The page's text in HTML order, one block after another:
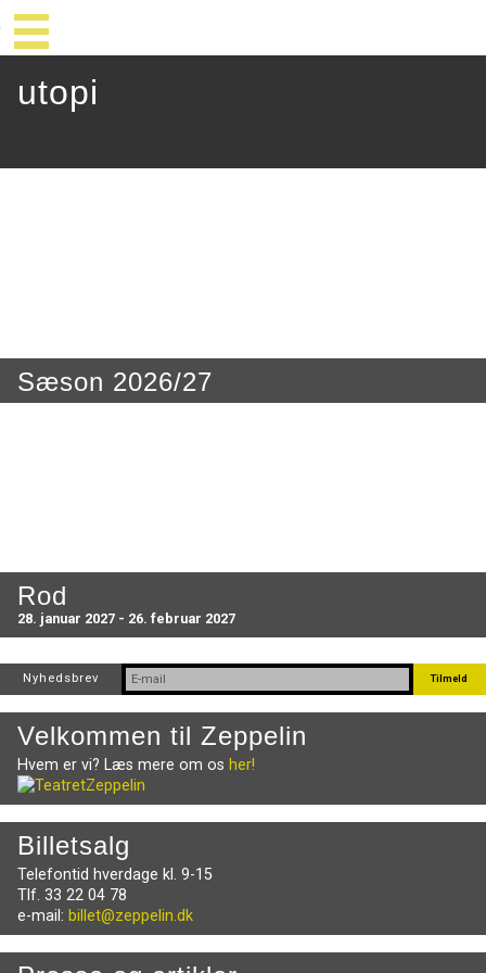
utopi
Sæson 2026/27
Rod
28. januar 2027 - 26. februar 2027
Nyhedsbrev
Velkommen til Zeppelin
Hvem er vi? Læs mere om os her!
Billetsalg
Telefontid hverdage kl. 9-15
Tlf. 33 22 04 78
e-mail: billet@zeppelin.dk